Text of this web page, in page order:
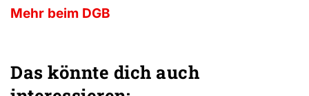
Mehr beim DGB
Das könnte dich auch